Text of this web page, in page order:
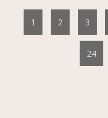
1 2 3
24